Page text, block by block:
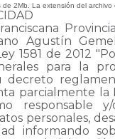
de 2Mb. La extensión del
Agustín
1581 de 2012
para la
decreto
parcialmente la
responsable
personales,
informando